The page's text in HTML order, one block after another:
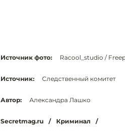
Источник фото: Racool_studio /
Источник: Следственный комитет
Автор: Александра Лашко
Secretmag.ru / Криминал
/